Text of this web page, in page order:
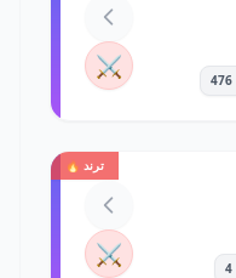
⚔️
ترند 🔥
⚔️